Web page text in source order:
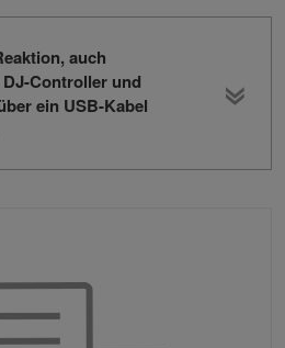
auch
Controller und
ein USB-Kabel